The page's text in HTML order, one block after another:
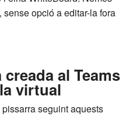
opció a editar-la fora
al Teams
virtual
seguint aquests